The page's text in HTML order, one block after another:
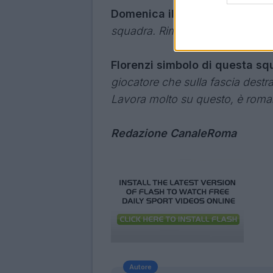
Domenica il Genoa
squadra. Rimangono 5 partite
Florenzi simbolo di questa
giocatore che sulla fascia
Lavora molto su questo, è
Redazione CanaleRoma
Autore